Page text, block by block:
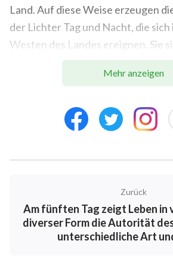
Land. Auf diese Weise erzeugen
der Lichter Tag und Nacht, die sich
Westen des Landes ereignen. Sie
Zeichen für Tag und Nacht,
diese verschiedenen Zyklen auch
sind die ideale von Gott
und Begleitung zu den vier
Menschheit erst nach dem Beginn
Landwirtschaft anfing, die
Mehr anzeigen
Zurück
Am fünften Tag zeigt Leben
diverser Form die Autorität
unterschiedliche Art